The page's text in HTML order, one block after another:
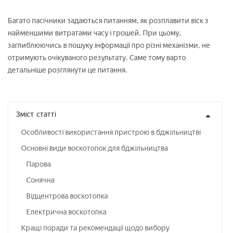
Багато пасічники задаються питанням, як розплавити віск з
найменшими витратами часу і грошей. При цьому,
заглиблюючись в пошуку інформації про різні механізми, не
отримують очікуваного результату. Саме тому варто
детальніше розглянути це питання.
Зміст статті
Особливості використання пристрою в бджільництві
Основні види воскотопок для бджільництва
Парова
Сонячна
Відцентрова воскотопка
Електрична воскотопка
Кращі поради та рекомендації щодо вибору